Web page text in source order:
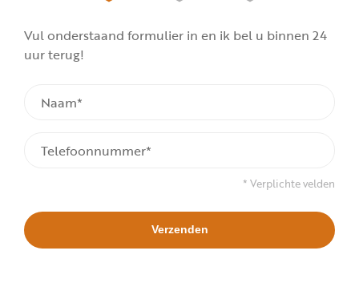
Vul onderstaand formulier in en ik bel u binnen 24
uur terug!
* Verplichte velden